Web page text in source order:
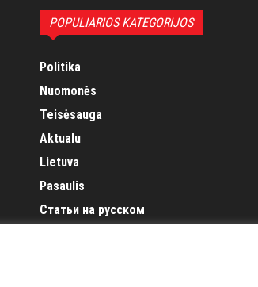
POPULIARIOS KATEGORIJOS
Politika
Nuomonės
Teisėsauga
Aktualu
Lietuva
Pasaulis
Статьи на русском